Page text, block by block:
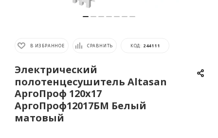
В ИЗБРАННОЕ СРАВНИТЬ КОД: 244111
Электрический
полотенцесушитель Altasan
АргоПроф 120х17
АргоПроф12017БМ Белый
матовый